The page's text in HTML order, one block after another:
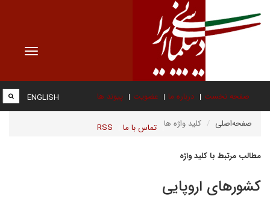
Toggle
صفحه نخست درباره ما عضویت پیوند ها
تماس با ما RSS
ENGLISH
صفحه‌اصلی کلید واژه ها
مطالب مرتبط با کلید واژه
کشورهای اروپایی